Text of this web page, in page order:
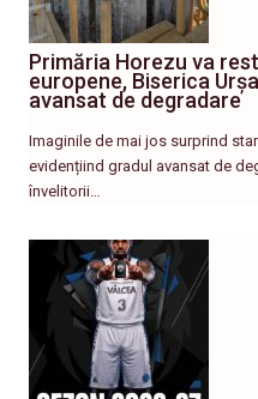
Primăria Horezu va
europene, Biserica
avansat de degradare
Imaginile de mai jos surprind
evidențiind gradul avansat de
învelitorii…